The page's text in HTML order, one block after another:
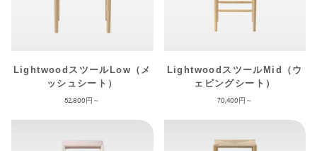
LightwoodスツールLow（メ
ッシュシート）
52,800
LightwoodスツールMid（ウ
ェビングシート）
70,400